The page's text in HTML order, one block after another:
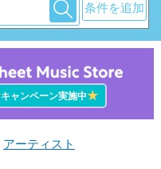
条件を追加
キャンペーン実施中★
アーティスト